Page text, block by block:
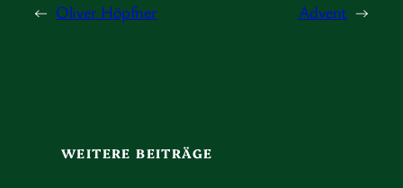
← Oliver Höpfner Advent →
WEITERE BEITRÄGE